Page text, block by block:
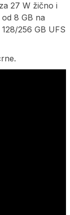
27 W žično i
8 GB na
256 GB UFS